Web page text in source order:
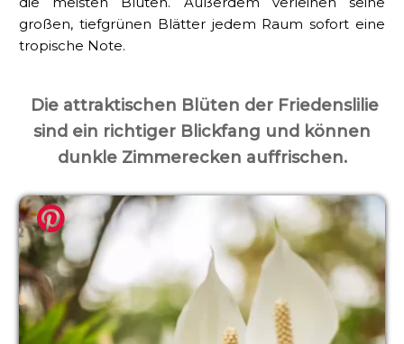
großen, tiefgrünen Blätter jedem Raum sofort eine
tropische Note.
Die attraktischen Blüten der Friedenslilie
sind ein richtiger Blickfang und können
dunkle Zimmerecken auffrischen.